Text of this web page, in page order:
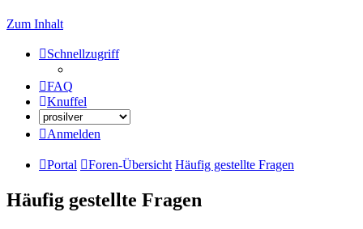
Zum Inhalt
Schnellzugriff
FAQ
Knuffel
Anmelden
Portal Foren-Übersicht Häufig gestellte Fragen
Häufig gestellte Fragen